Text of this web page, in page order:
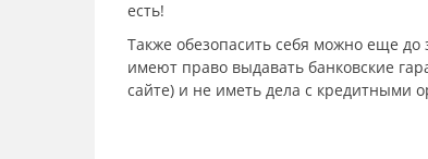
есть!
Также обезопасить себя можно еще
имеют право выдавать банковские
сайте) и не иметь дела с кредитными